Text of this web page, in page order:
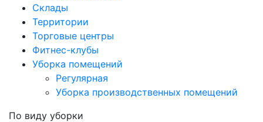
Склады
Территории
Торговые центры
Фитнес-клубы
Уборка помещений
Регулярная
Уборка производственных помещений
По виду уборки